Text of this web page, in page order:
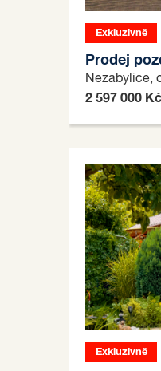
Exkluzivně
Prodej
Nezabylice,
2 597 000 Kč
Exkluzivně